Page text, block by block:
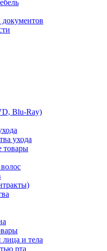
Blu-Ray)
ухода
товары
лица и тела
рта